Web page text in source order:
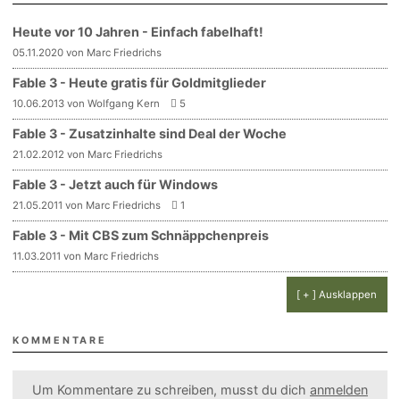
Heute vor 10 Jahren - Einfach fabelhaft!
05.11.2020 von Marc Friedrichs
Fable 3 - Heute gratis für Goldmitglieder
10.06.2013 von Wolfgang Kern 5
Fable 3 - Zusatzinhalte sind Deal der Woche
21.02.2012 von Marc Friedrichs
Fable 3 - Jetzt auch für Windows
21.05.2011 von Marc Friedrichs 1
Fable 3 - Mit CBS zum Schnäppchenpreis
11.03.2011 von Marc Friedrichs
[ + ] Ausklappen
KOMMENTARE
Um Kommentare zu schreiben, musst du dich anmelden